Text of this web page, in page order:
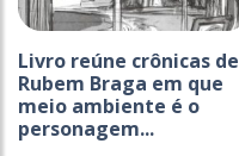
Livro reúne crônicas de
Rubem Braga em que
meio ambiente é o
personagem...